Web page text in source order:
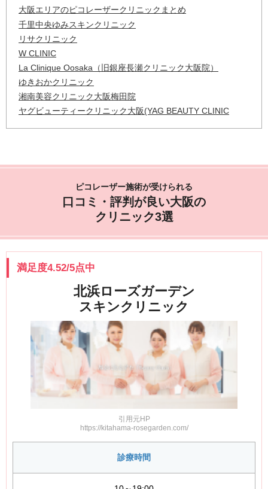
大阪エリアのピコレーザークリニックまとめ
千里中央ゆみスキンクリニック
リサクリニック
W CLINIC
La Clinique Oosaka（旧銀座長瀬クリニック大阪院）
ゆきおかクリニック
湘南美容クリニック大阪梅田院
ヤグビューティークリニック大阪(YAG BEAUTY CLINIC
ツツイ美容外科
MAクリニック心斎橋
大阪みなと中央病院 美容医療センター
東京中央美容外科(TCB)
DAZZY CLINIC 心斎橋院
北浜ローズガーデンスキンクリニックの
口コミ・評判
成田皮膚科
吹田駅前スキンクリニック
千里中央花ふさ皮膚科
大阪雅形成外科
大阪TAクリニック
ジョウクリニック大阪院
レジーナクリニック（大阪梅田院）
The Natural Beauty Clinic
SELECT CLINIC 大阪茶屋町院
クリニックビザリア
大阪梅田中央クリニック
ピコレーザー施術が受けられる
口コミ・評判が良い大阪の
クリニック3選
満足度4.52/5点中
北浜ローズガーデン
スキンクリニック
引用元HP
https://kitahama-rosegarden.com/
診療時間